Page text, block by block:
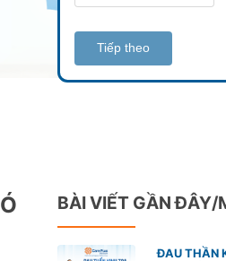
Tiếp theo
BÀI VIẾT GẦN ĐÂY/
ĐAU THẦN